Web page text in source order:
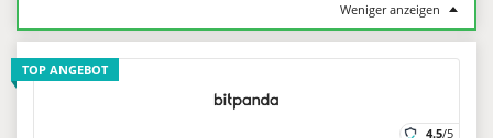
Weniger anzeigen
TOP ANGEBOT
4.5/5